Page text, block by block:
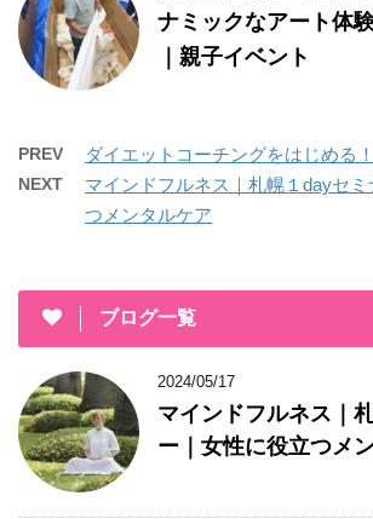
ナミックなアート体
｜親子イベント
PREV ダイエットコーチングをはじめる！
NEXT
マインドフルネス｜札幌１dayセ
つメンタルケア
ブログ一覧
2024/05/17
マインドフルネス｜
ー｜女性に役立つメ